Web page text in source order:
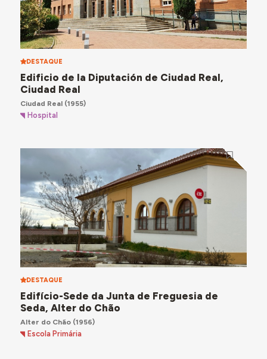
DESTAQUE
Edificio de la Diputación de Ciudad Real,
Ciudad Real
Ciudad Real(1955)
Hospital
DESTAQUE
Edifício-Sede da Junta de Freguesia de
Seda, Alter do Chão
Alter do Chão(1956)
Escola Primária